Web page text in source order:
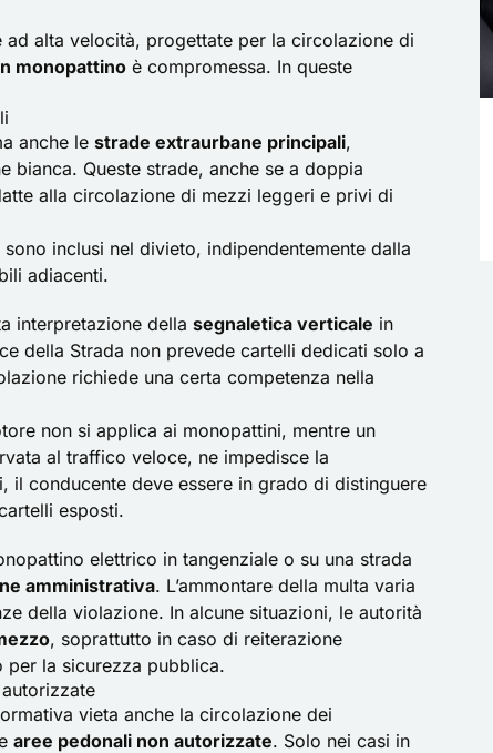
alta velocità, progettate per la circolazione di
monopattino è compromessa. In queste
anche le strade extraurbane principali,
bianca. Queste strade, anche se a doppia
alla circolazione di mezzi leggeri e privi di
inclusi nel divieto, indipendentemente dalla
adiacenti.
interpretazione della segnaletica verticale in
della Strada non prevede cartelli dedicati solo a
richiede una certa competenza nella
non si applica ai monopattini, mentre un
al traffico veloce, ne impedisce la
conducente deve essere in grado di distinguere
esposti.
elettrico in tangenziale o su una strada
amministrativa. L’ammontare della multa varia
della violazione. In alcune situazioni, le autorità
, soprattutto in caso di reiterazione
per la sicurezza pubblica.
vieta anche la circolazione dei
aree pedonali non autorizzate. Solo nei casi in